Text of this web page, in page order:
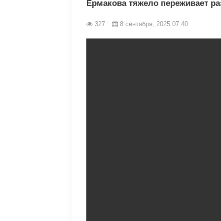
Ермакова тяжело переживает
327 8 сентября, 2025 07:40